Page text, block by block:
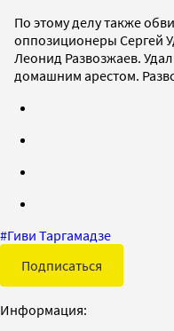
По этому делу также
оппозиционеры Сергей
Леонид Развозжаев.
домашним арестом.
#Гиви Таргамадзе
Подписаться
Информация: